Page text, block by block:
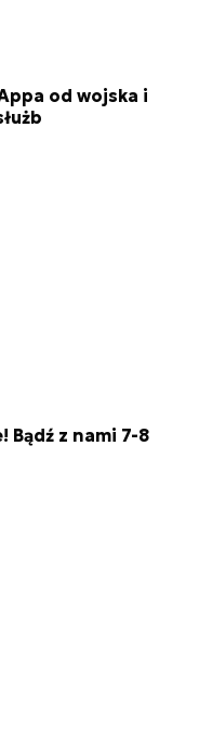
od wojska i
Bądź z nami 7-8